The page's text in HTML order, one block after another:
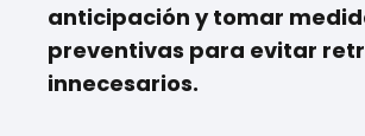
anticipación y tomar
preventivas para evitar
innecesarios.